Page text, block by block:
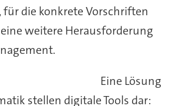
die konkrete Vorschriften
weitere Herausforderung
Eine Lösung
stellen digitale Tools dar: